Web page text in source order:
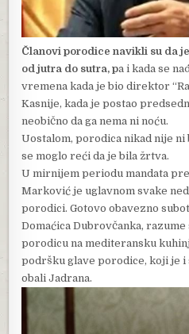
Članovi porodice navikli su da
od jutra do sutra, pa i kada se
vremena kada je bio direktor
Kasnije, kada je postao
neobično da ga nema ni noću.
Uostalom, porodica nikad nije
se moglo reći da je bila žrtva.
U mirnijem periodu mandata
Marković je uglavnom svake
porodici. Gotovo obavezno
Domaćica Dubrovčanka,
porodicu na mediteransku
podršku glave porodice, koji je i
obali Jadrana.